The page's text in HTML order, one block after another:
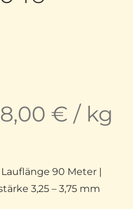
€ / kg
90 Meter |
3,25 – 3,75 mm